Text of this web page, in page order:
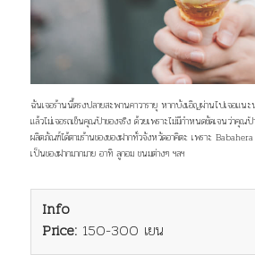
ฉันเจอร้านนี้ตรงปลายสะพานคาวารายุ หากบังเอิญผ่านไปเจอแน
แล้วไม่เจอรถเข็นคุณป้าของจริง ด้วยเพราะไม่มีกำหนดชัดเจนว่าคุณ
ผลิตภัณฑ์ได้ตามร้านของของฝากทั่วจังหวัดอาคิตะ เพราะ
เป็นของฝากมากมาย อาทิ ลูกอม ขนมต่างๆ ฯลฯ
Info
Price:150-300 เยน